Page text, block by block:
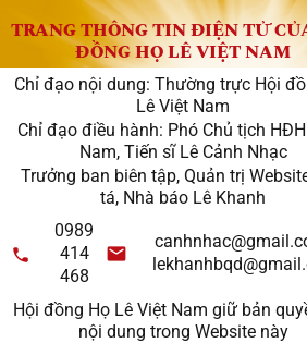
TRANG THÔNG TIN ĐIỆN TỬ
ĐỒNG HỌ LÊ VIỆT NAM
Chỉ đạo nội dung: Thường trực Hội
Lê Việt Nam
Chỉ đạo điều hành: Phó Chủ tịch
Nam, Tiến sĩ Lê Cảnh Nhạc
Trưởng ban biên tập, Quản trị
tá, Nhà báo Lê Khanh
0989
414
468
Hội đồng Họ Lê Việt Nam giữ bản
nội dung trong Website này